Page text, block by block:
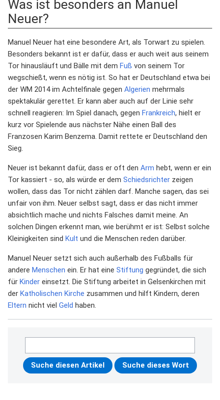
Was ist besonders an Manuel
Neuer?
Manuel Neuer hat eine besondere Art, als Torwart zu spielen.
Besonders bekannt ist er dafür, dass er auch weit aus seinem
Tor hinausläuft und Bälle mit dem Fuß von seinem Tor
wegschießt, wenn es nötig ist. So hat er Deutschland etwa bei
der WM 2014 im Achtelfinale gegen Algerien mehrmals
spektakulär gerettet. Er kann aber auch auf der Linie sehr
schnell reagieren: Im Spiel danach, gegen Frankreich, hielt er
kurz vor Spielende aus nächster Nähe einen Ball des
Franzosen Karim Benzema. Damit rettete er Deutschland den
Sieg.
Neuer ist bekannt dafür, dass er oft den Arm hebt, wenn er ein
Tor kassiert - so, als würde er dem Schiedsrichter zeigen
wollen, dass das Tor nicht zählen darf. Manche sagen, das sei
unfair von ihm. Neuer selbst sagt, dass er das nicht immer
absichtlich mache und nichts Falsches damit meine. An
solchen Dingen erkennt man, wie berühmt er ist: Selbst solche
Kleinigkeiten sind Kult und die Menschen reden darüber.
Manuel Neuer setzt sich auch außerhalb des Fußballs für
andere Menschen ein. Er hat eine Stiftung gegründet, die sich
für Kinder einsetzt. Die Stiftung arbeitet in Gelsenkirchen mit
der Katholischen Kirche zusammen und hilft Kindern, deren
Eltern nicht viel Geld haben.